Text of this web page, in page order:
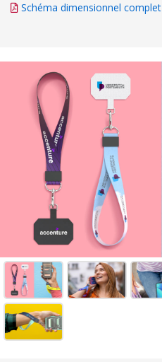
Schéma dimensionnel complet